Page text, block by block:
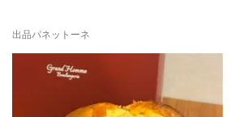
出品パネットーネ